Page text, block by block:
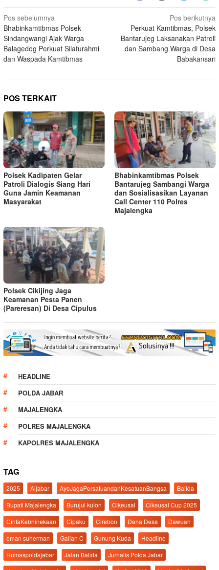
Navigasi
pos
Pos sebelumnya
Bhabinkamtibmas Polsek
Sindangwangi Ajak Warga
Balagedog Perkuat Silaturahmi
dan Waspada Kamtibmas
Pos berikutnya
Perkuat Kamtibmas, Polsek
Bantarujeg Laksanakan Patroli
dan Sambang Warga di Desa
Babakansari
POS TERKAIT
Polsek Kadipaten Gelar
Patroli Dialogis Siang Hari
Guna Jamin Keamanan
Masyarakat
Bhabinkamtibmas Polsek
Bantarujeg Sambangi Warga
dan Sosialisasikan Layanan
Call Center 110 Polres
Majalengka
Polsek Cikijing Jaga
Keamanan Pesta Panen
(Pareresan) Di Desa Cipulus
HEADLINE
POLDA JABAR
MAJALENGKA
POLRES MAJALENGKA
KAPOLRES MAJALENGKA
TAG
2025 Aljabar AyoJagaPersatuandanKesatuanBangsa
Balida
Bupati Majalengka
Burujul kulon Cikeusal
Cikeusal Cup 2025
CintaKebhinekaan
Cipaku Cirebon Dana Desa
Dawuan
eman suherman
Galian C Gunung Kuda
Headline
Humaspoldajabar
Jalan Balida
Jurnalis Polda Jabar